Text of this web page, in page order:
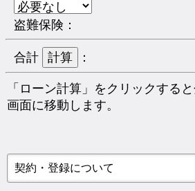
盗難保険：
合計 ：
「ローン計算」をクリックする
画面に移動します。
契約・登録について